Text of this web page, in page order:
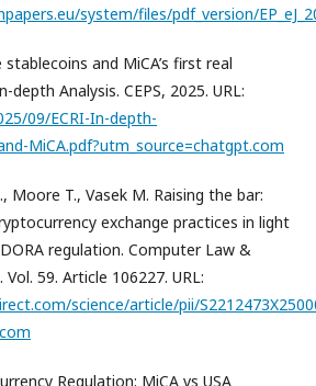
system/files/pdf_version/
and MiCA’s first real
Analysis. CEPS, 2025. URL:
09/ECRI-In-depth-
MiCA.pdf?utm_source=chatgpt.com
Moore T., Vasek M. Raising the bar:
exchange practices in light
regulation. Computer Law &
59. Article 106227. URL:
science/article/pii/
Regulation: MiCA vs USA